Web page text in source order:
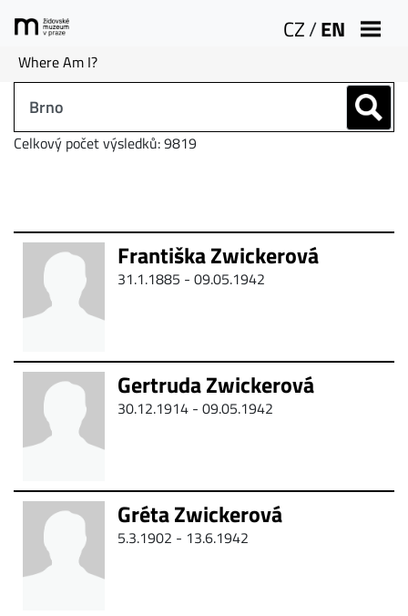
CZ/EN
Where Am I?
Celkový počet výsledků: 9819
Františka Zwickerová
31.1.1885 - 09.05.1942
Gertruda Zwickerová
30.12.1914 - 09.05.1942
Gréta Zwickerová
5.3.1902 - 13.6.1942